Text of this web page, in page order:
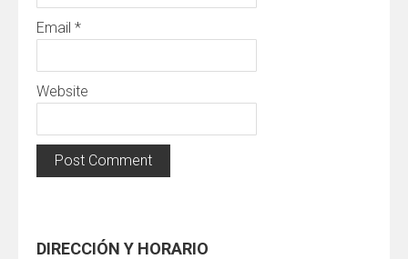
Email *
Website
DIRECCIÓN Y HORARIO